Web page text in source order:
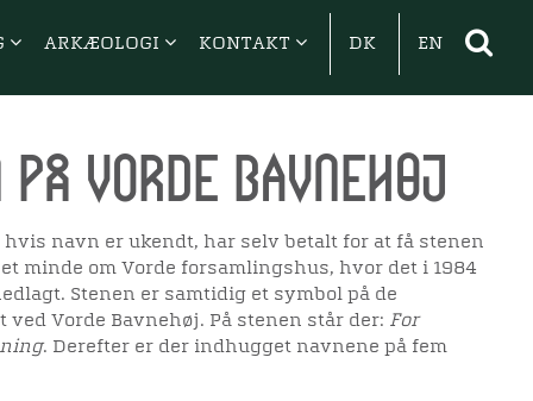
ARKÆOLOGI KONTAKT DK EN
Vorde Bavnehøj
hvis navn er ukendt, har selv betalt for at få stenen
minde om Vorde forsamlingshus, hvor det i 1984
Stenen er samtidig et symbol på de
Vorde Bavnehøj. På stenen står der: For
. Derefter er der indhugget navnene på fem